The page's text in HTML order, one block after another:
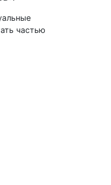
частью